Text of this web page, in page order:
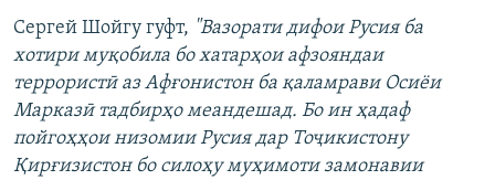
Сергей Шойгу гуфт, "Вазорати дифои Русия ба
хотири муқобила бо хатарҳои афзояндаи
террористӣ аз Афғонистон ба қаламрави Осиёи
Марказӣ тадбирҳо меандешад. Бо ин ҳадаф
пойгоҳҳои низомии Русия дар Тоҷикистону
Қирғизистон бо силоҳу муҳимоти замонавии